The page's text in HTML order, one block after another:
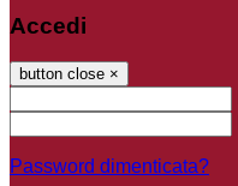
Accedi
button close ×
Password dimenticata?